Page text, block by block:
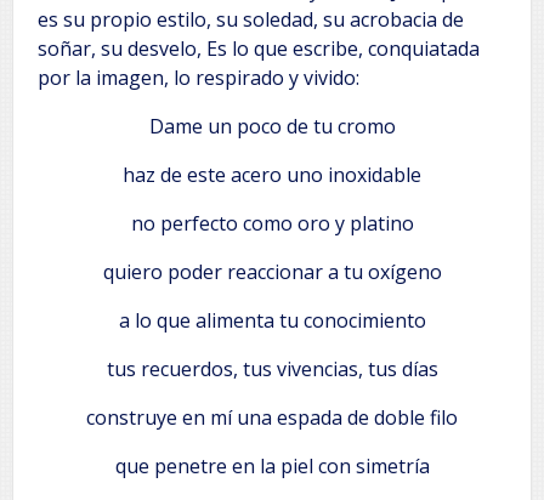
es su propio estilo, su soledad, su acrobacia de
soñar, su desvelo, Es lo que escribe, conquiatada
por la imagen, lo respirado y vivido:
Dame un poco de tu cromo
haz de este acero uno inoxidable
no perfecto como oro y platino
quiero poder reaccionar a tu oxígeno
a lo que alimenta tu conocimiento
tus recuerdos, tus vivencias, tus días
construye en mí una espada de doble filo
que penetre en la piel con simetría